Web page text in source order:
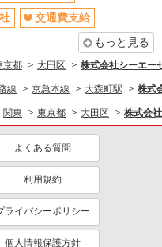
交通費支給
もっと見る
京都 大田区 株式会社シーエー
線 京急本線 大森町駅 株式
関東 東京都 大田区 株式会
よくある質問
利用規約
ライバシーポリシー
個人情報保護方針